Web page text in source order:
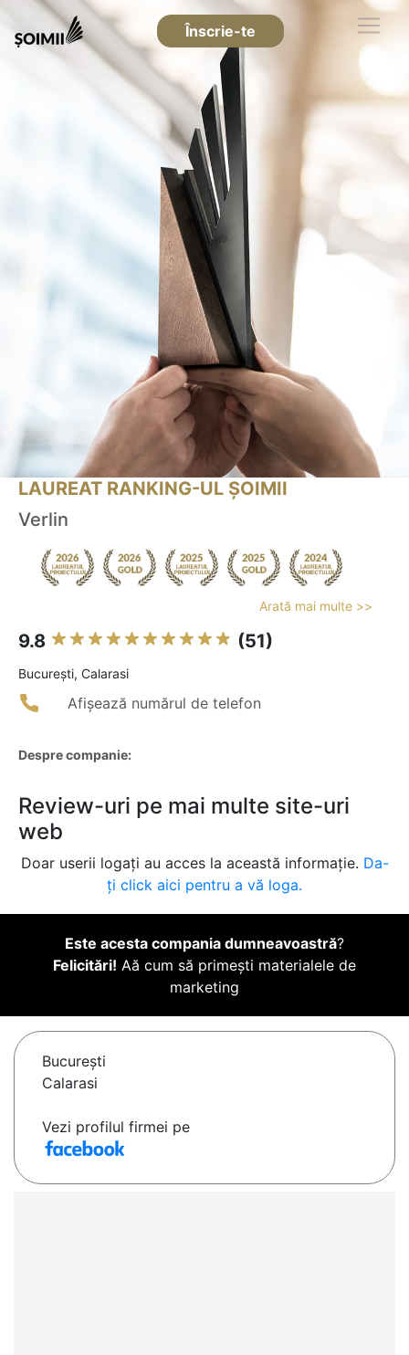
Înscrie-te
LAUREAT RANKING-UL ȘOIMII
Verlin
Arată mai multe >>
9.8 (51)
Bucureşti, Calarasi
Afișează numărul de telefon
Despre companie:
Review-uri pe mai multe site-uri
web
Doar userii logați au acces la această informație. Da-
ți click aici pentru a vă loga.
Este acesta compania dumneavoastră?
Felicitări! Aă cum să primești materialele de
marketing
Bucureşti
Calarasi
Vezi profilul firmei pe